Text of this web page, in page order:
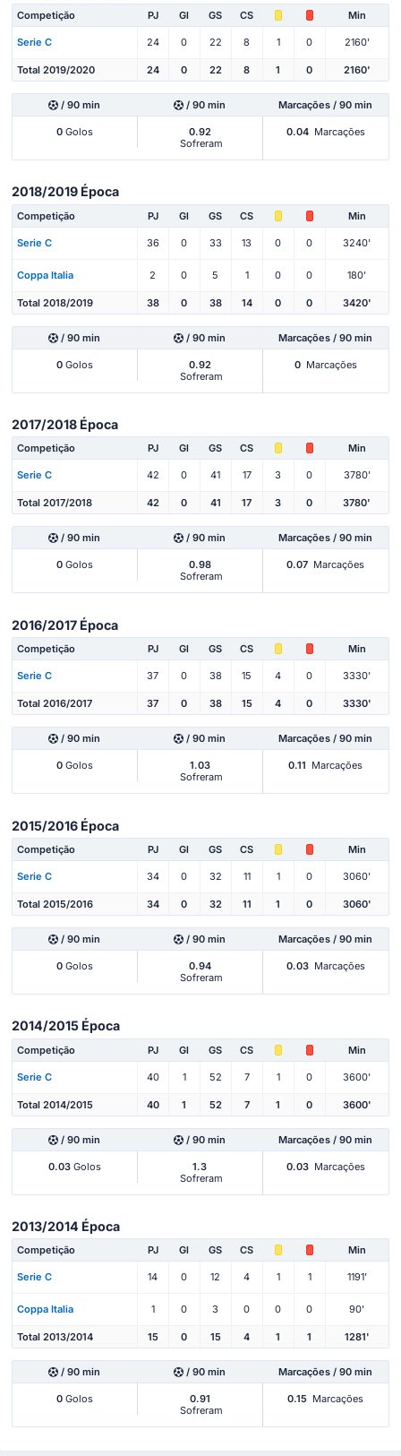
Competição PJ Gl GS CS Min
Serie C 24 0 22 8 1 0 2160'
Total 2019/2020 24 0 22 8 1 0 2160'
/ 90 min / 90 min Marcações / 90 min
0Golos
0.92
Sofreram
0.04 Marcações
2018/2019 Época
Competição PJ Gl GS CS Min
Serie C 36 0 33 13 0 0 3240'
Coppa Italia 2 0 5 1 0 0 180'
Total 2018/2019 38 0 38 14 0 0 3420'
/ 90 min / 90 min Marcações / 90 min
0Golos
0.92
Sofreram
0 Marcações
2017/2018 Época
Competição PJ Gl GS CS Min
Serie C 42 0 41 17 3 0 3780'
Total 2017/2018 42 0 41 17 3 0 3780'
/ 90 min / 90 min Marcações / 90 min
0Golos
0.98
Sofreram
0.07 Marcações
2016/2017 Época
Competição PJ Gl GS CS Min
Serie C 37 0 38 15 4 0 3330'
Total 2016/2017 37 0 38 15 4 0 3330'
/ 90 min / 90 min Marcações / 90 min
0Golos
1.03
Sofreram
0.11 Marcações
2015/2016 Época
Competição PJ Gl GS CS Min
Serie C 34 0 32 11 1 0 3060'
Total 2015/2016 34 0 32 11 1 0 3060'
/ 90 min / 90 min Marcações / 90 min
0Golos
0.94
Sofreram
0.03 Marcações
2014/2015 Época
Competição PJ Gl GS CS Min
Serie C 40 1 52 7 1 0 3600'
Total 2014/2015 40 1 52 7 1 0 3600'
/ 90 min / 90 min Marcações / 90 min
0.03Golos
1.3
Sofreram
0.03 Marcações
2013/2014 Época
Competição PJ Gl GS CS Min
Serie C 14 0 12 4 1 1 1191'
Coppa Italia 1 0 3 0 0 0 90'
Total 2013/2014 15 0 15 4 1 1 1281'
/ 90 min / 90 min Marcações / 90 min
0Golos
0.91
Sofreram
0.15 Marcações